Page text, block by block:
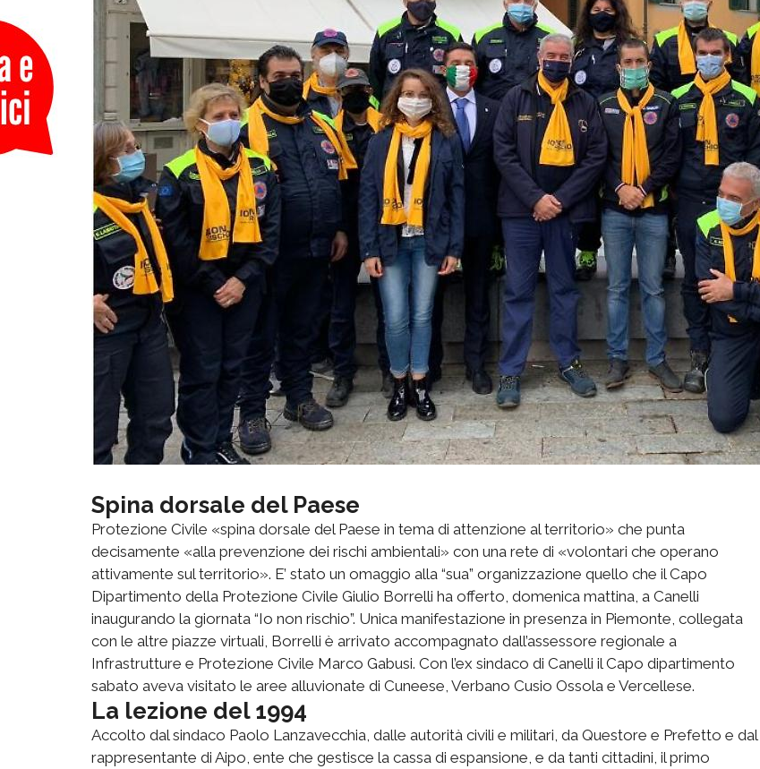
Spina dorsale del Paese
Protezione Civile «spina dorsale del Paese in tema di attenzione al territorio» che punta
decisamente «alla prevenzione dei rischi ambientali» con una rete di «volontari che operano
attivamente sul territorio». E’ stato un omaggio alla “sua” organizzazione quello che il Capo
Dipartimento della Protezione Civile Giulio Borrelli ha offerto, domenica mattina, a Canelli
inaugurando la giornata “Io non rischio”. Unica manifestazione in presenza in Piemonte, collegata
con le altre piazze virtuali, Borrelli è arrivato accompagnato dall’assessore regionale a
Infrastrutture e Protezione Civile Marco Gabusi. Con l’ex sindaco di Canelli il Capo dipartimento
sabato aveva visitato le aree alluvionate di Cuneese, Verbano Cusio Ossola e Vercellese.
La lezione del 1994
Accolto dal sindaco Paolo Lanzavecchia, dalle autorità civili e militari, da Questore e Prefetto e dal
rappresentante di Aipo, ente che gestisce la cassa di espansione, e da tanti cittadini, il primo